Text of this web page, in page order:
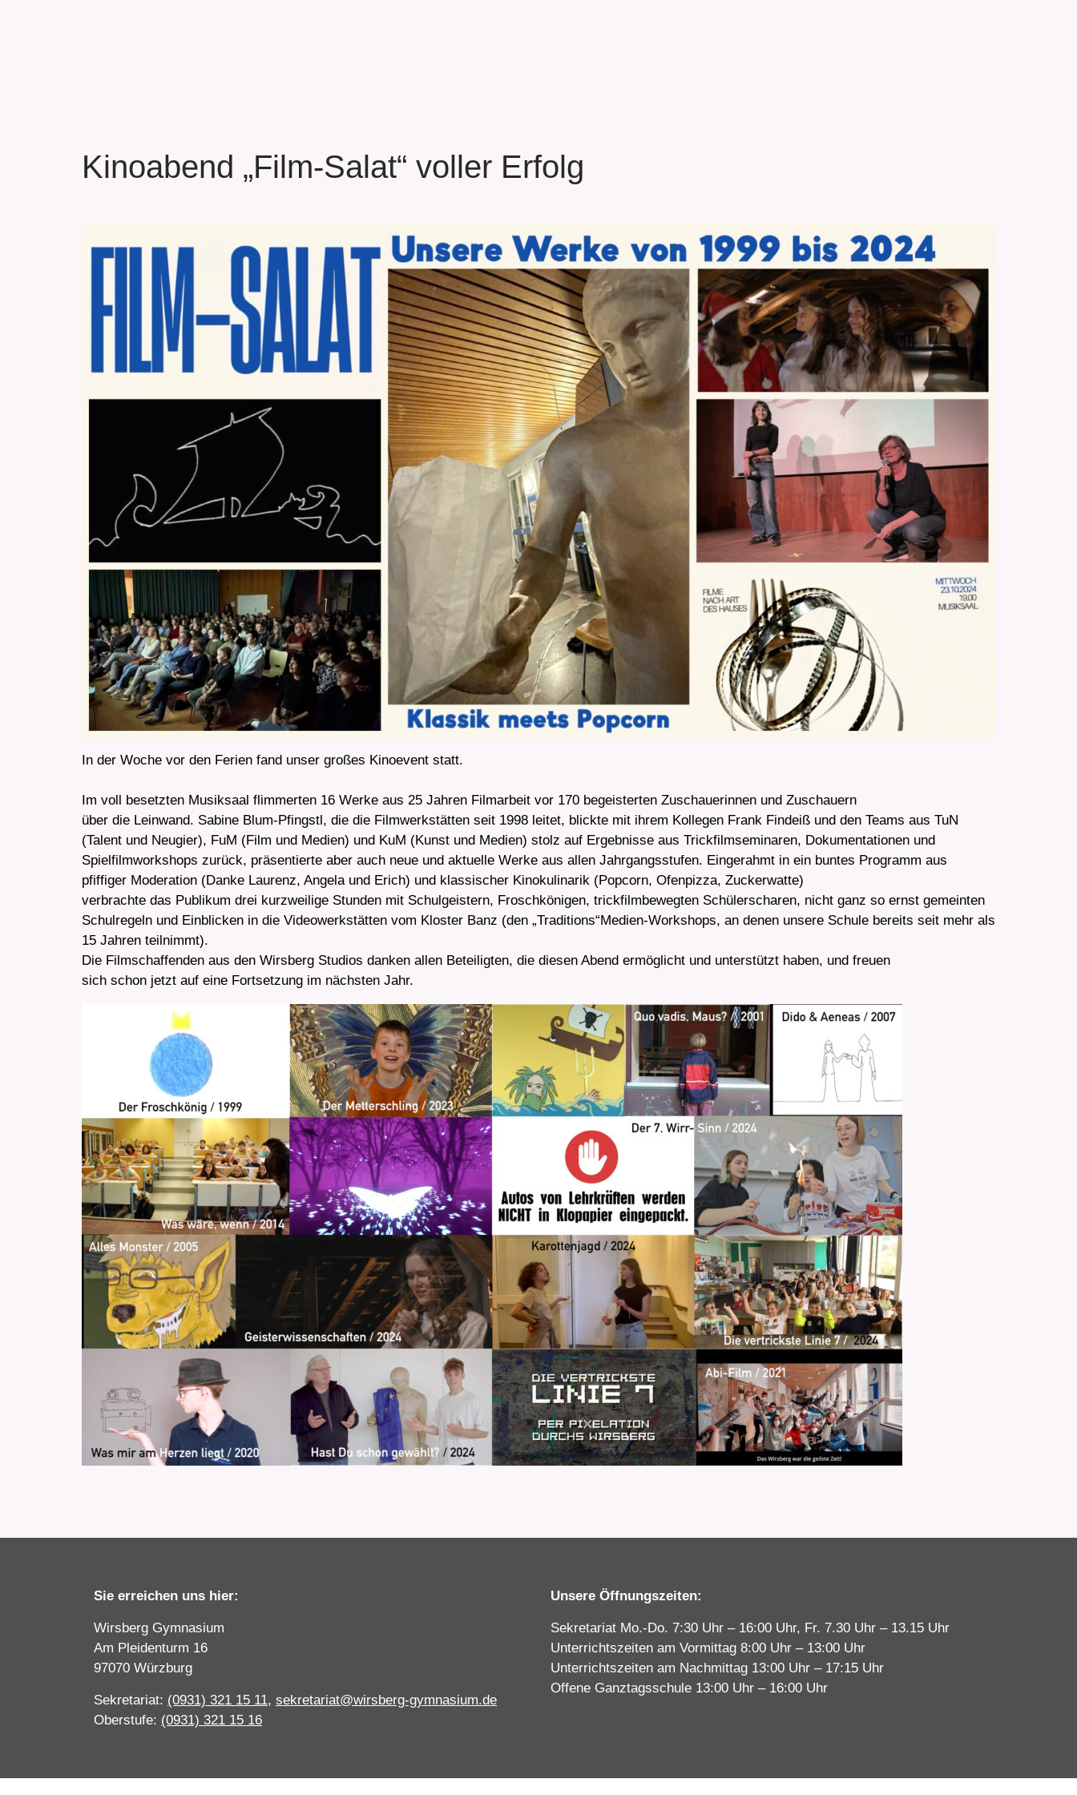
Kinoabend „Film-Salat“ voller Erfolg
In der Woche vor den Ferien fand unser großes Kinoevent statt.
Im voll besetzten Musiksaal flimmerten 16 Werke aus 25 Jahren Filmarbeit vor 170 begeisterten Zuschauerinnen und Zuschauern
über die Leinwand. Sabine Blum-Pfingstl, die die Filmwerkstätten seit 1998 leitet, blickte mit ihrem Kollegen Frank Findeiß und den Teams aus TuN
(Talent und Neugier), FuM (Film und Medien) und KuM (Kunst und Medien) stolz auf Ergebnisse aus Trickfilmseminaren, Dokumentationen und
Spielfilmworkshops zurück, präsentierte aber auch neue und aktuelle Werke aus allen Jahrgangsstufen. Eingerahmt in ein buntes Programm aus
pfiffiger Moderation (Danke Laurenz, Angela und Erich) und klassischer Kinokulinarik (Popcorn, Ofenpizza, Zuckerwatte)
verbrachte das Publikum drei kurzweilige Stunden mit Schulgeistern, Froschkönigen, trickfilmbewegten Schülerscharen, nicht ganz so ernst gemeinten
Schulregeln und Einblicken in die Videowerkstätten vom Kloster Banz (den „Traditions“Medien-Workshops, an denen unsere Schule bereits seit mehr als
15 Jahren teilnimmt).
Die Filmschaffenden aus den Wirsberg Studios danken allen Beteiligten, die diesen Abend ermöglicht und unterstützt haben, und freuen
sich schon jetzt auf eine Fortsetzung im nächsten Jahr.
Sie erreichen uns hier:
Wirsberg Gymnasium
Am Pleidenturm 16
97070 Würzburg
Sekretariat: (0931) 321 15 11, sekretariat@wirsberg-gymnasium.de
Oberstufe: (0931) 321 15 16
Unsere Öffnungszeiten:
Sekretariat Mo.-Do. 7:30 Uhr – 16:00 Uhr, Fr. 7.30 Uhr – 13.15 Uhr
Unterrichtszeiten am Vormittag 8:00 Uhr – 13:00 Uhr
Unterrichtszeiten am Nachmittag 13:00 Uhr – 17:15 Uhr
Offene Ganztagsschule 13:00 Uhr – 16:00 Uhr